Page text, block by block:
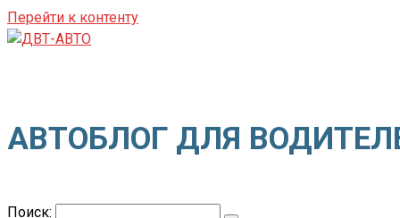
Перейти к контенту
АВТОБЛОГ ДЛЯ
Поиск: